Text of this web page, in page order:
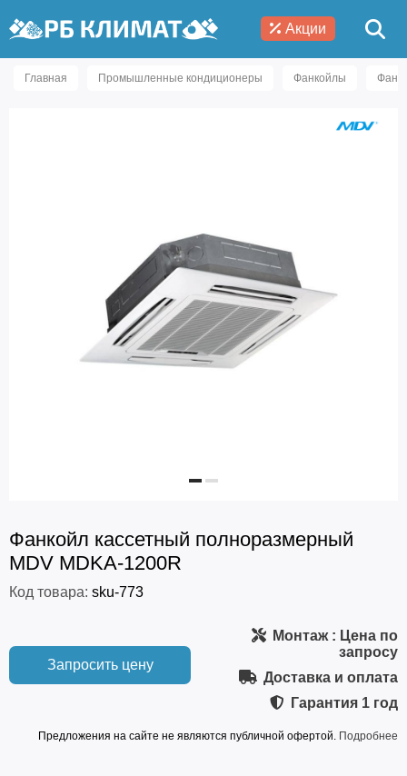
Акции
Главная Промышленные кондиционеры Фанкойлы
Фанкойл кассетный полноразмерный
MDV MDKA-1200R
Код товара: sku-773
Запросить цену
Монтаж: Цена по
запросу
Доставка и оплата
Гарантия 1 год
Предложения на сайте не являются публичной офертой. Подробнее